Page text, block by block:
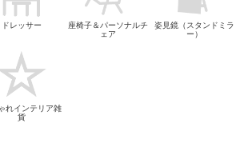
ドレッサー
座椅子＆パーソナルチ
ェア
姿見鏡（スタンドミラ
ー）
れインテリア雑
貨